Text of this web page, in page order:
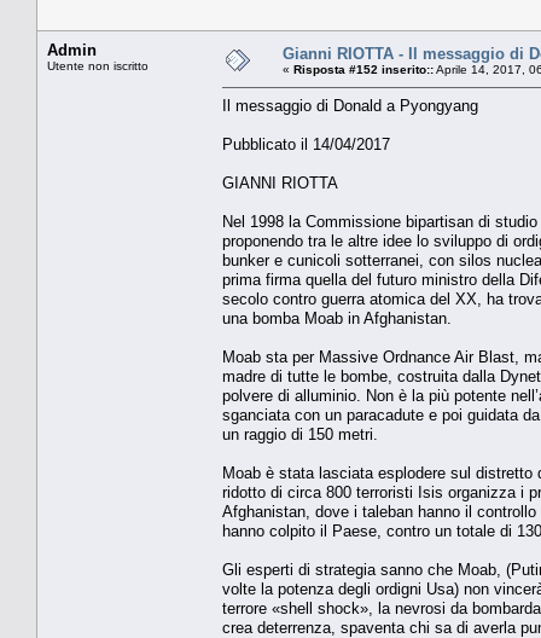
Admin
Utente non iscritto
Gianni RIOTTA - Il messaggio di
« Risposta #152 inserito::Aprile 14, 2017,
Il messaggio di Donald a Pyongyang
Pubblicato il 14/04/2017
GIANNI RIOTTA
Nel 1998 la Commissione bipartisan di
proponendo tra le altre idee lo sviluppo di
bunker e cunicoli sotterranei, con silos
prima firma quella del futuro ministro della
secolo contro guerra atomica del XX, ha
una bomba Moab in Afghanistan.
Moab sta per Massive Ordnance Air Blast,
madre di tutte le bombe, costruita dalla
polvere di alluminio. Non è la più potente
sganciata con un paracadute e poi guidata
un raggio di 150 metri.
Moab è stata lasciata esplodere sul distretto
ridotto di circa 800 terroristi Isis organizza i
Afghanistan, dove i taleban hanno il
hanno colpito il Paese, contro un totale di
Gli esperti di strategia sanno che Moab,
volte la potenza degli ordigni Usa) non
terrore «shell shock», la nevrosi da
crea deterrenza, spaventa chi sa di averla